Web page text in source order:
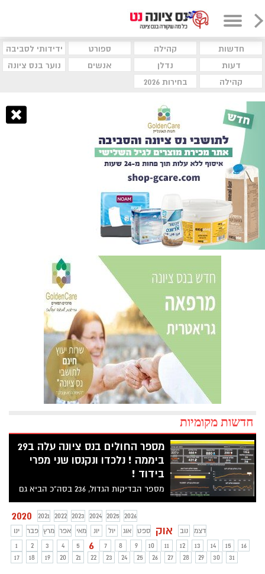
חדשות קהילה ספורט
ידידותי לסביבה
דעות
נדלן אנשים
נוער בנס ציונה
קהילה
בחירות 2026
חדשות מקומיות
מספר החולים בנס ציונה עלה ב29
ביממה ! נלכדו ונקנסו שני מפרי
בידוד !
מספר הבדיקות הגדול, 236 בסה"כ הביא גם
למספר מאומתים גדול. אך אחוז הנדבקים
עלה ל12.24% ועדיין, נס ציונה נחשבת לצהובה
לפי טבלת פיקוד העורף המצ"ב עם ממוצע
נדבקים של 43.6% ל10,000 תושבים לעומת
46.2% ממוצע ארצי. העיריה מגבירה אכיפה.
ביומיים האחרונים - עסק שנפתח בניגוד
2020 2021 2022 2023 2024 2025
2026
ינו
פבר מרץ אפר מאי יונ יול אוג ספט אוק נוב
דצמ
1
2 3 4 5 6 7 8 9 10 11 12 13 14 15
16
17
18 19 20 21 22 23 24 25 26 27 28 29 30 31